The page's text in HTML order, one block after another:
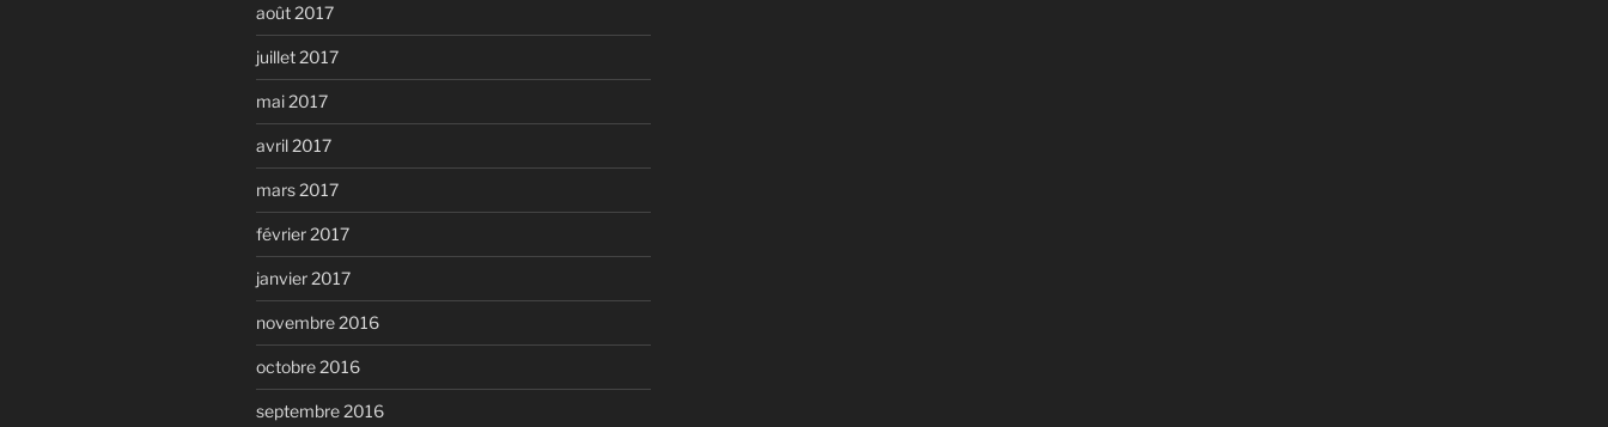
août 2017
juillet 2017
mai 2017
avril 2017
mars 2017
février 2017
janvier 2017
novembre 2016
octobre 2016
septembre 2016